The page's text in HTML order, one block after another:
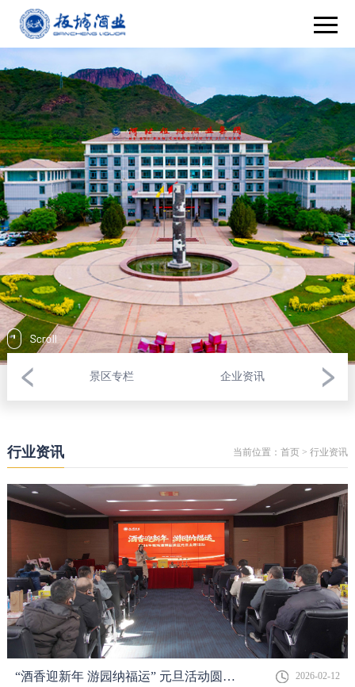
景区专栏 企业资讯
行业资讯 当前位置：首页 >行业资讯
“酒香迎新年 游园纳福运” 元旦活动圆满落幕！ 2026-02-12